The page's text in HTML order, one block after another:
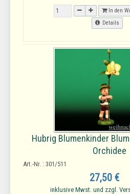
In den
Details
Hubrig Blumenkinder
Orchidee
Art.-Nr. : 301/511
27,50 €
inklusive Mwst. und zzgl.